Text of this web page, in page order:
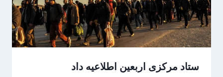
ستاد مرکزی اربعین اطلاعیه داد